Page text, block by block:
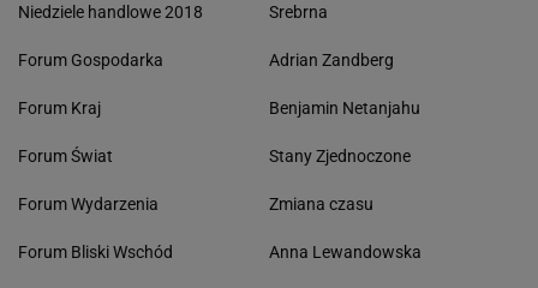
Niedziele handlowe 2018
Forum Gospodarka
Forum Kraj
Forum Świat
Forum Wydarzenia
Forum Bliski Wschód
Srebrna
Adrian Zandberg
Benjamin Netanjahu
Stany Zjednoczone
Zmiana czasu
Anna Lewandowska